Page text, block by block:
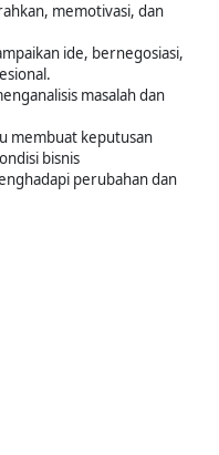
memotivasi, dan
ide, bernegosiasi,
masalah dan
membuat keputusan
bisnis
perubahan dan